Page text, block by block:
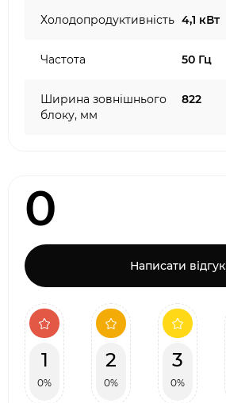
Холодопродуктивність 4,1 кВт
Частота 50 Гц
Ширина зовнішнього
блоку, мм
822
0
Написати відгук
1
0%
2
0%
3
0%